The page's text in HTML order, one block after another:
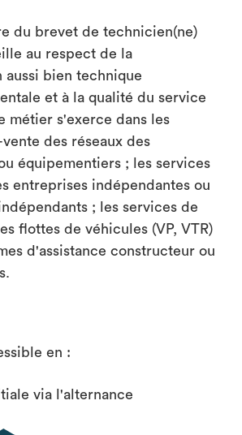
du brevet de technicien(ne)
au respect de la
aussi bien technique
et à la qualité du service
métier s'exerce dans les
des réseaux des
équipementiers ; les services
entreprises indépendantes ou
; les services de
flottes de véhicules (VP, VTR)
d'assistance constructeur ou
en :
via l'alternance